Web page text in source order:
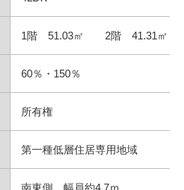
1階 51.03㎡ 2階 41.31㎡
60％・150％
所有権
第一種低層住居専用地域
南東側 幅員約4.7ｍ